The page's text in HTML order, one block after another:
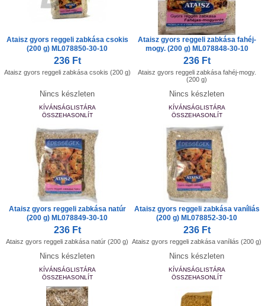
Ataisz gyors reggeli zabkása csokis
(200 g) ML078850-30-10
236 Ft
Ataisz gyors reggeli zabkása csokis (200 g)
Nincs készleten
KÍVÁNSÁGLISTÁRA
ÖSSZEHASONLÍT
Ataisz gyors reggeli zabkása fahéj-
mogy. (200 g) ML078848-30-10
236 Ft
Ataisz gyors reggeli zabkása fahéj-mogy.
(200 g)
Nincs készleten
KÍVÁNSÁGLISTÁRA
ÖSSZEHASONLÍT
Ataisz gyors reggeli zabkása natúr
(200 g) ML078849-30-10
236 Ft
Ataisz gyors reggeli zabkása natúr (200 g)
Nincs készleten
KÍVÁNSÁGLISTÁRA
ÖSSZEHASONLÍT
Ataisz gyors reggeli zabkása vaníliás
(200 g) ML078852-30-10
236 Ft
Ataisz gyors reggeli zabkása vaníliás (200 g)
Nincs készleten
KÍVÁNSÁGLISTÁRA
ÖSSZEHASONLÍT